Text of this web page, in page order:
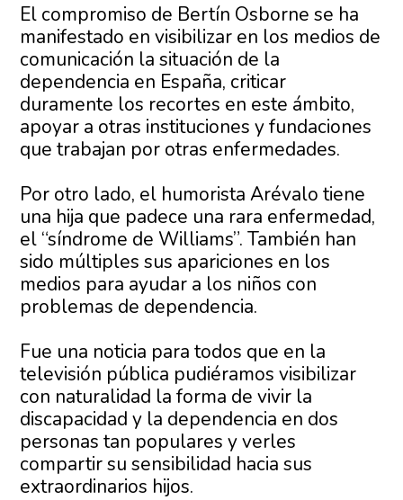
El compromiso de Bertín Osborne se ha
manifestado en visibilizar en los medios de
comunicación la situación de la
dependencia en España, criticar
duramente los recortes en este ámbito,
apoyar a otras instituciones y fundaciones
que trabajan por otras enfermedades.
Por otro lado, el humorista Arévalo tiene
una hija que padece una rara enfermedad,
el “síndrome de Williams”. También han
sido múltiples sus apariciones en los
medios para ayudar a los niños con
problemas de dependencia.
Fue una noticia para todos que en la
televisión pública pudiéramos visibilizar
con naturalidad la forma de vivir la
discapacidad y la dependencia en dos
personas tan populares y verles
compartir su sensibilidad hacia sus
extraordinarios hijos.